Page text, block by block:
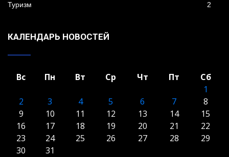
Туризм 2
КАЛЕНДАРЬ НОВОСТЕЙ
Вс Пн Вт Ср Чт Пт
Сб
1
2
3 4 5 6 7
8
9
10 11 12 13 14
15
16
17 18 19 20 21
22
23
24 25 26 27 28
29
30
31